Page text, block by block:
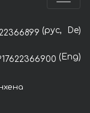
(рус, De)
(Eng)